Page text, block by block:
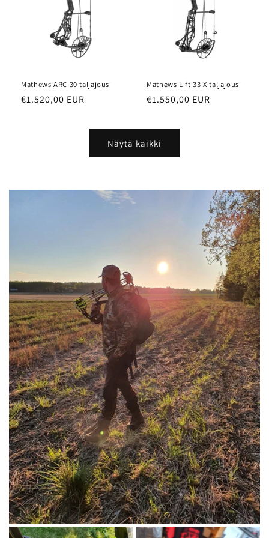
Mathews ARC 30 taljajousi
Normaalihinta
€1.520,00 EUR
Mathews Lift 33 X taljajousi
Normaalihinta
€1.550,00 EUR
Näytä kaikki